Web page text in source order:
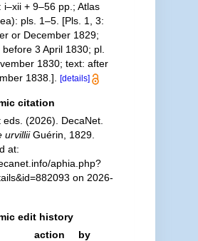
i–xii + 9–56 pp.; Atlas
pls. 1–5. [Pls. 1, 3:
or December 1829;
3 April 1830; pl.
1830; text: after
1838.].
[details]
citation
eds. (2026). DecaNet.
urvilliiGuérin, 1829.
at:
aphia.php?
on 2026-
edit history
action
by